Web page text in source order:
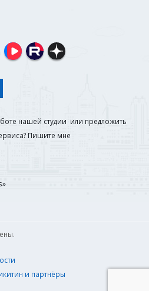
нашей студии или предложить
Пишите мне
и партнёры